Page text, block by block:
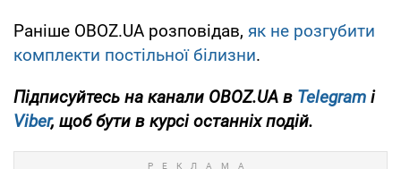
Раніше OBOZ.UA розповідав, як не розгубити
комплекти постільної білизни.
Підписуйтесь на канали OBOZ.UA в Telegram і
Viber, щоб бути в курсі останніх подій.